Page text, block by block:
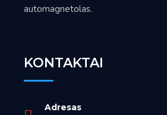
automagnetolas.
KONTAKTAI
Adresas